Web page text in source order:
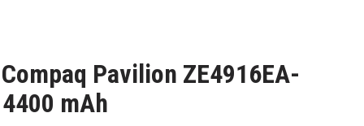
Pavilion ZE4916EA-
mAh